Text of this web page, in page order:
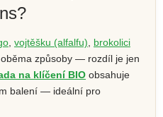
vojtěšku (alfalfu)
brokolici
způsoby — rozdíl je jen
na klíčení BIO obsahuje
balení — ideální pro